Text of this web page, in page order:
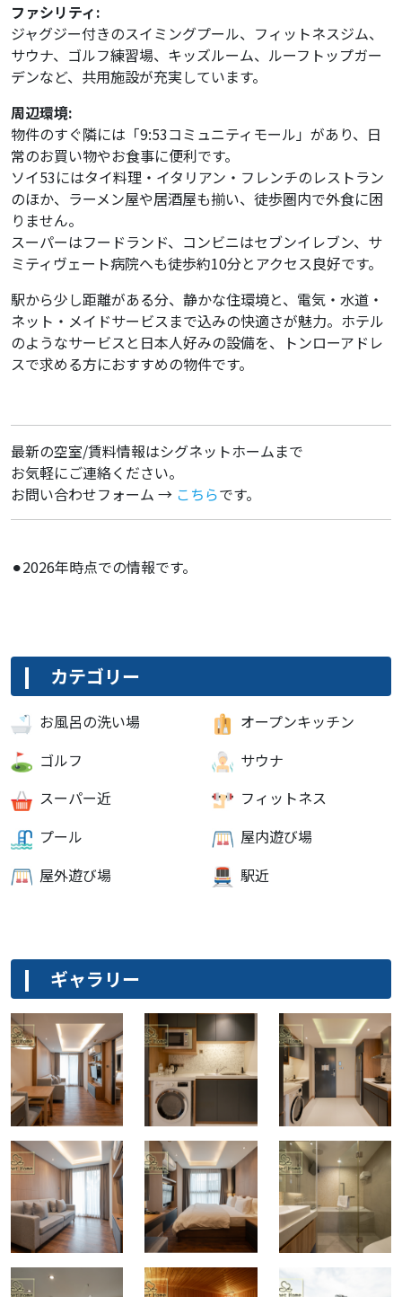
ファシリティ:
ジャグジー付きのスイミングプール、フィットネスジム、
サウナ、ゴルフ練習場、キッズルーム、ルーフトップガー
デンなど、共用施設が充実しています。
周辺環境:
物件のすぐ隣には「9:53コミュニティモール」があり、日
常のお買い物やお食事に便利です。
ソイ53にはタイ料理・イタリアン・フレンチのレストラン
のほか、ラーメン屋や居酒屋も揃い、徒歩圏内で外食に困
りません。
スーパーはフードランド、コンビニはセブンイレブン、サ
ミティヴェート病院へも徒歩約10分とアクセス良好です。
駅から少し距離がある分、静かな住環境と、電気・水道・
ネット・メイドサービスまで込みの快適さが魅力。ホテル
のようなサービスと日本人好みの設備を、トンローアドレ
スで求める方におすすめの物件です。
最新の空室/賃料情報はシグネットホームまで
お気軽にご連絡ください。
お問い合わせフォーム → こちらです。
⚫︎2026年時点での情報です。
カテゴリー
お風呂の洗い場
オープンキッチン
ゴルフ
サウナ
スーパー近
フィットネス
プール
屋内遊び場
屋外遊び場
駅近
ギャラリー